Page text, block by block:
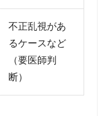
不正乱視があ
るケースなど
（要医師判
断）